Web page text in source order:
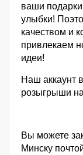
ваши
улыбки!
качеством и
привлекаем
идеи!
Наш аккаунт
розыгрыши
Вы можете
Минску